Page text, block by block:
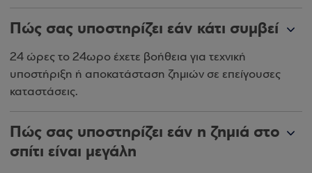
Πώς σας υποστηρίζει εάν κάτι συμβεί
24 ώρες το 24ωρο έχετε βοήθεια για τεχνική
υποστήριξη ή αποκατάσταση ζημιών σε επείγουσες
καταστάσεις.
Πώς σας υποστηρίζει εάν η ζημιά στο
σπίτι είναι μεγάλη